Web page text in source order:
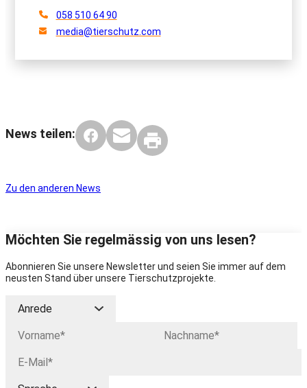
058 510 64 90
media@tierschutz.com
News teilen:
Zu den anderen News
Möchten Sie regelmässig von uns lesen?
Abonnieren Sie unsere Newsletter und seien Sie immer auf dem
neusten Stand über unsere Tierschutzprojekte.